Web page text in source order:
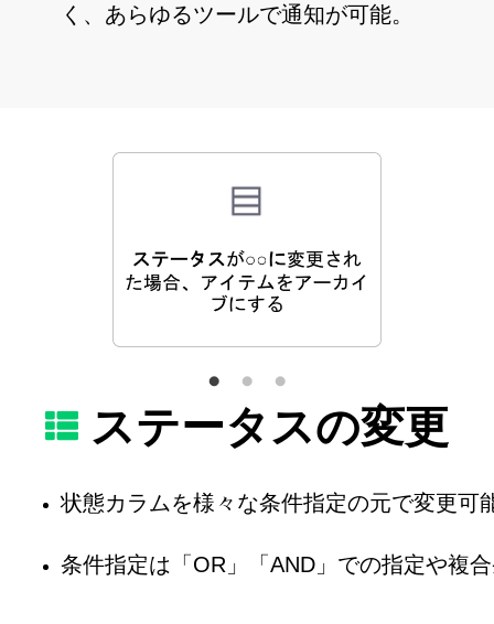
く、あらゆるツールで通知が可能。
ステータスの変更
状態カラムを様々な条件指定の元で変更可
条件指定は「OR」「AND」での指定や複